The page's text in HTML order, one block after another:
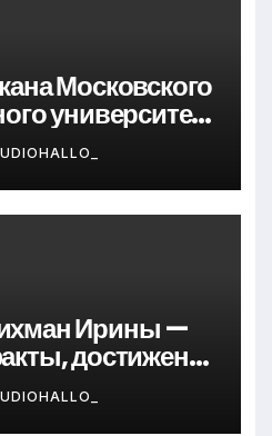
Московского
университета
— от студента
Ирины —
достижения